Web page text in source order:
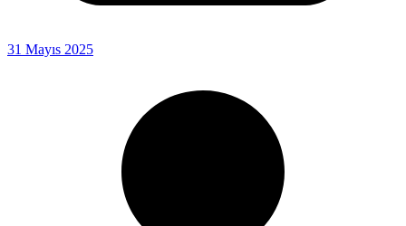
31 Mayıs 2025